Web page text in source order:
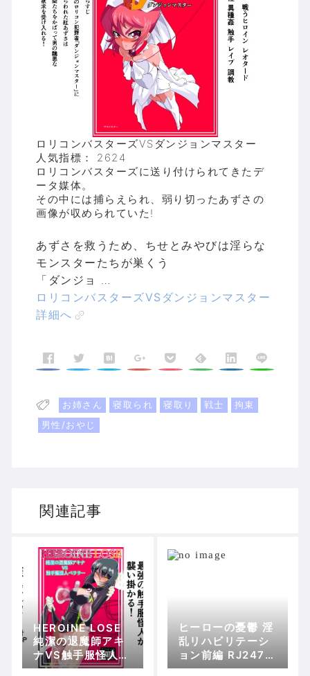
ロリコンバスターズVSダンジョンマスター
人気指標： 2624
ロリコンバスターズに送り付けられてきたデ
ータ媒体。
その中には捕らえられ、弱り切ったあずさの
画像が収められていた!
あずさを救うため、ちせとみやびは淫らな
モンスターたちが巣くう
「ダンジョ …
ロリコンバスターズVSダンジョンマスター
詳細へ
お姉さん 寝取られ 寝取り 戦士
拘束
男性/おやじ
関連記事
HEROINE LOSE
純潔の退魔師アキ
ナVS触手服怪人ベ
ララー RJ35934
ヒーローの憂鬱 淫
乱リハビリテーシ
ョン前編 RJ2470
50